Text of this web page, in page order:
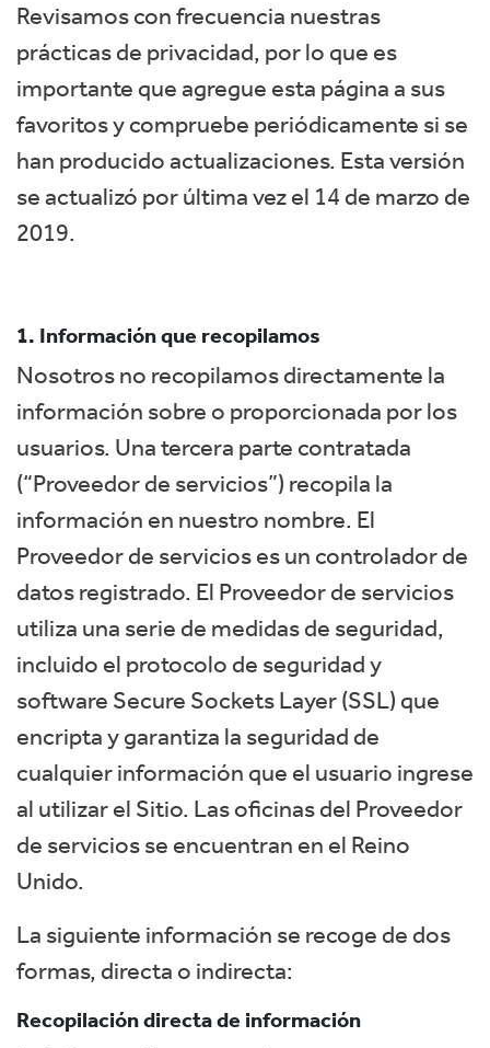
Revisamos con frecuencia nuestras
prácticas de privacidad, por lo que es
importante que agregue esta página a sus
favoritos y compruebe periódicamente si se
han producido actualizaciones. Esta versión
se actualizó por última vez el 14 de marzo de
2019.
1. Información que recopilamos
Nosotros no recopilamos directamente la
información sobre o proporcionada por los
usuarios. Una tercera parte contratada
(“Proveedor de servicios”) recopila la
información en nuestro nombre. El
Proveedor de servicios es un controlador de
datos registrado. El Proveedor de servicios
utiliza una serie de medidas de seguridad,
incluido el protocolo de seguridad y
software Secure Sockets Layer (SSL) que
encripta y garantiza la seguridad de
cualquier información que el usuario ingrese
al utilizar el Sitio. Las oficinas del Proveedor
de servicios se encuentran en el Reino
Unido.
La siguiente información se recoge de dos
formas, directa o indirecta:
Recopilación directa de información